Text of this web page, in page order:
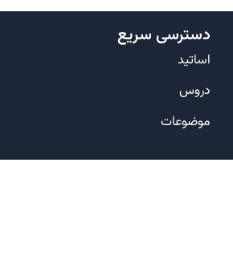
دسترسی سریع
اساتید
دروس
موضوعات